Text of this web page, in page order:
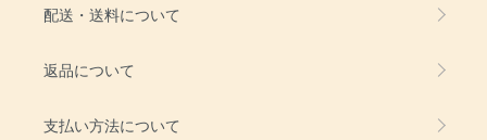
配送・送料について
返品について
支払い方法について